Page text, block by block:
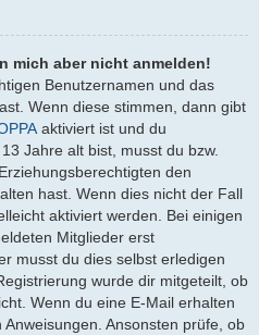
mich aber nicht anmelden!
Benutzernamen und das
Wenn diese stimmen, dann gibt
aktiviert ist und du
Jahre alt bist, musst du bzw.
den
hast. Wenn dies nicht der Fall
aktiviert werden. Bei einigen
Mitglieder erst
musst du dies selbst erledigen
wurde dir mitgeteilt, ob
Wenn du eine E-Mail erhalten
Ansonsten prüfe, ob